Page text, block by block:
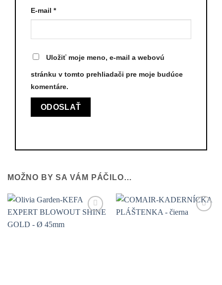
E-mail *
Uložiť moje meno, e-mail a webovú
stránku v tomto prehliadači pre moje budúce
komentáre.
MOŽNO BY SA VÁM PÁČILO…